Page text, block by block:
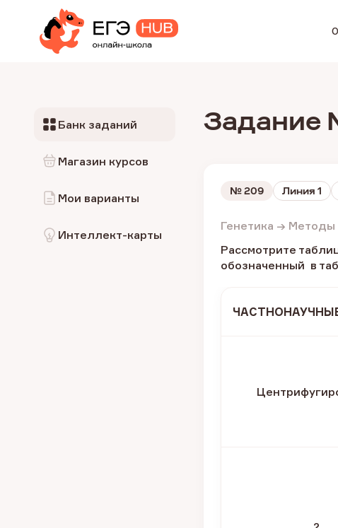
Банк заданий
Магазин курсов
Мои варианты
Интеллект-карты
Задание
№209 Линия 1
Генетика → Методы
Рассмотрите
обозначенный в